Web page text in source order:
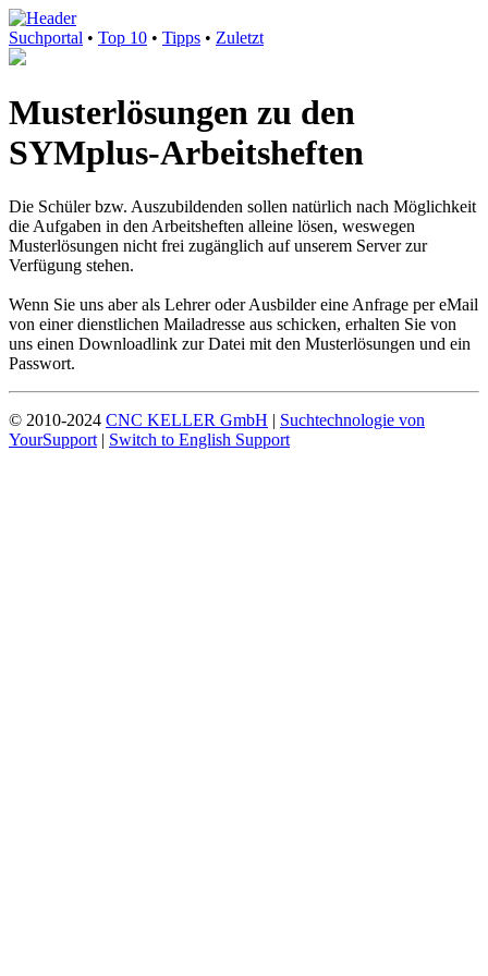
Suchportal • Top 10 • Tipps • Zuletzt
Musterlösungen zu den
SYMplus-Arbeitsheften
Die Schüler bzw. Auszubildenden sollen natürlich nach Möglichkeit
die Aufgaben in den Arbeitsheften alleine lösen, weswegen
Musterlösungen nicht frei zugänglich auf unserem Server zur
Verfügung stehen.
Wenn Sie uns aber als Lehrer oder Ausbilder eine Anfrage per eMail
von einer dienstlichen Mailadresse aus schicken, erhalten Sie von
uns einen Downloadlink zur Datei mit den Musterlösungen und ein
Passwort.
© 2010-2024 CNC KELLER GmbH | Suchtechnologie von
YourSupport | Switch to English Support